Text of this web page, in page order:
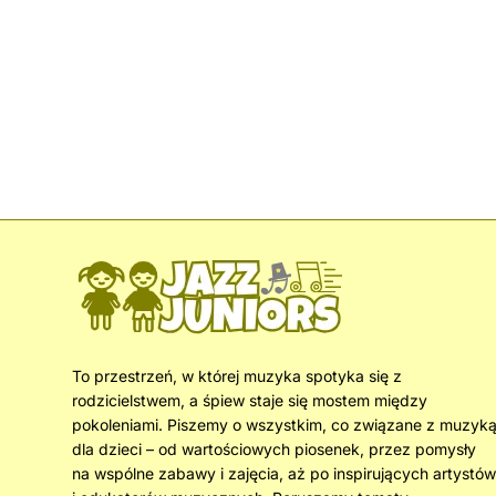
To przestrzeń, w której muzyka spotyka się z
rodzicielstwem, a śpiew staje się mostem między
pokoleniami. Piszemy o wszystkim, co związane z muzyką
dla dzieci – od wartościowych piosenek, przez pomysły
na wspólne zabawy i zajęcia, aż po inspirujących artystów